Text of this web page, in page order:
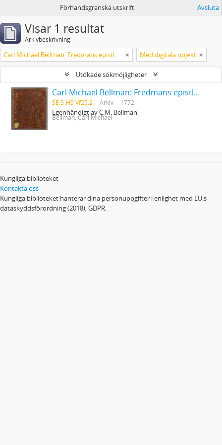
Förhandsgranska utskrift Avsluta
Visar 1 resultat
Arkivbeskrivning
Carl Michael Bellman: Fredmans epistlar [dedicerade till J.D. Duwall] Del 2 Med digitala objekt
Utökade sökmöjligheter
Carl Michael Bellman: Fredmans epistlar [dedicerade till J.D. Duwall] Del 2
SE S-HS Vf25:2 Arkiv 1772
Egenhändigt av C.M. Bellman
Bellman, Carl Michael
Kungliga biblioteket
Kontakta oss
Kungliga biblioteket hanterar dina personuppgifter i enlighet med EU:s
dataskyddsförordning (2018), GDPR.